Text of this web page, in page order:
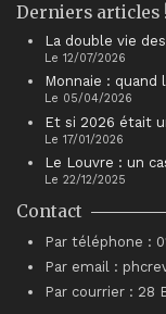
Derniers articles !
La double vie
Le 12/07/2026
Monnaie : quand
Le 05/04/2026
Et si 2026 était
Le 17/01/2026
Le Louvre : un
Le 22/12/2025
Contact
Par téléphone :
Par email :
Par courrier : 28